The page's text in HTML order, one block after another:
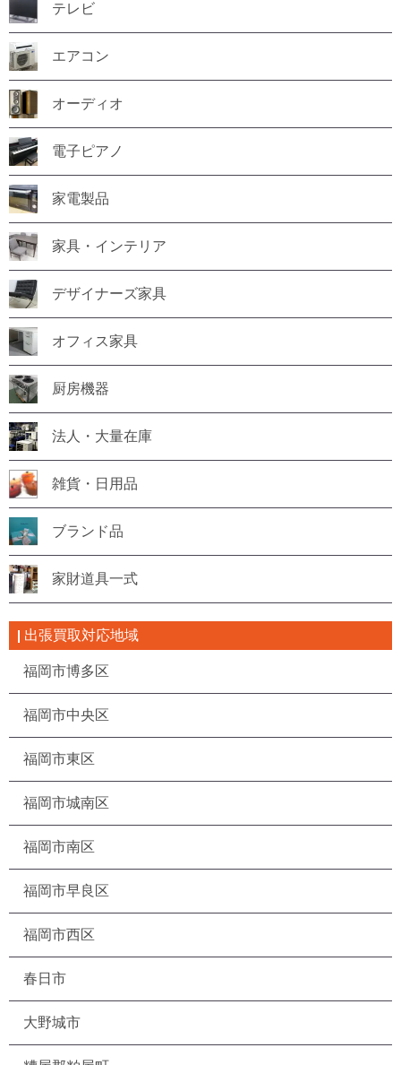
テレビ
エアコン
オーディオ
電子ピアノ
家電製品
家具・インテリア
デザイナーズ家具
オフィス家具
厨房機器
法人・大量在庫
雑貨・日用品
ブランド品
家財道具一式
出張買取対応地域
福岡市博多区
福岡市中央区
福岡市東区
福岡市城南区
福岡市南区
福岡市早良区
福岡市西区
春日市
大野城市